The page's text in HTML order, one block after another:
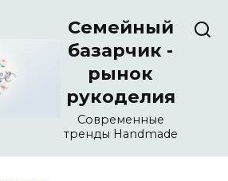
Семейный
базарчик -
рынок
рукоделия
Современные
тренды Handmade